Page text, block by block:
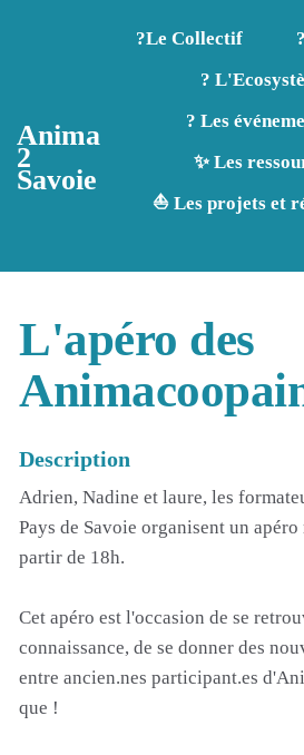
Aller au contenu principal
Anima
2
Savoie
?️Le Collectif
?
? Les
✨ Les
⛵ Les projets et
L'apéro des
Description
Adrien, Nadine et laure, les
Pays de Savoie organisent un
partir de 18h.
Cet apéro est l'occasion de se
connaissance, de se donner des
entre ancien.nes participant.es
que !